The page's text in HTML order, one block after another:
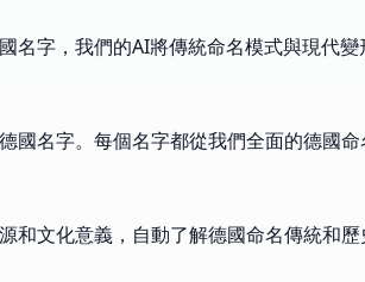
名字，我們的AI將傳統命名模式與現代變
國名字。每個名字都從我們全面的德國命
和文化意義，自動了解德國命名傳統和歷